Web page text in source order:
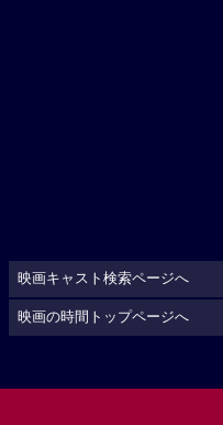
映画キャスト検索ページへ
映画の時間トップページへ